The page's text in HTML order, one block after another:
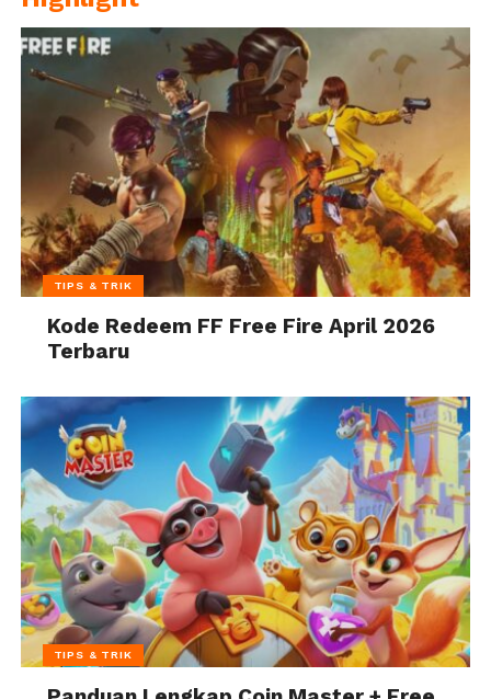
TIPS & TRIK
Kode Redeem FF Free Fire April 2026
Terbaru
TIPS & TRIK